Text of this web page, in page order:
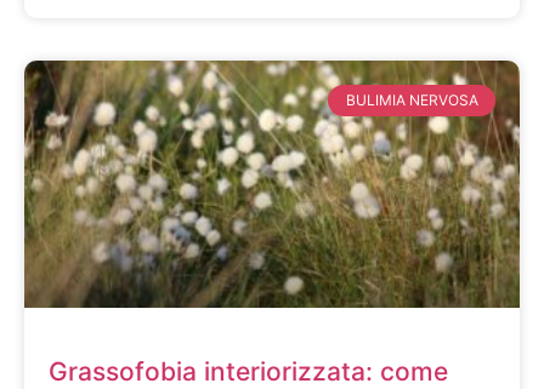
BULIMIA NERVOSA
Grassofobia interiorizzata: come